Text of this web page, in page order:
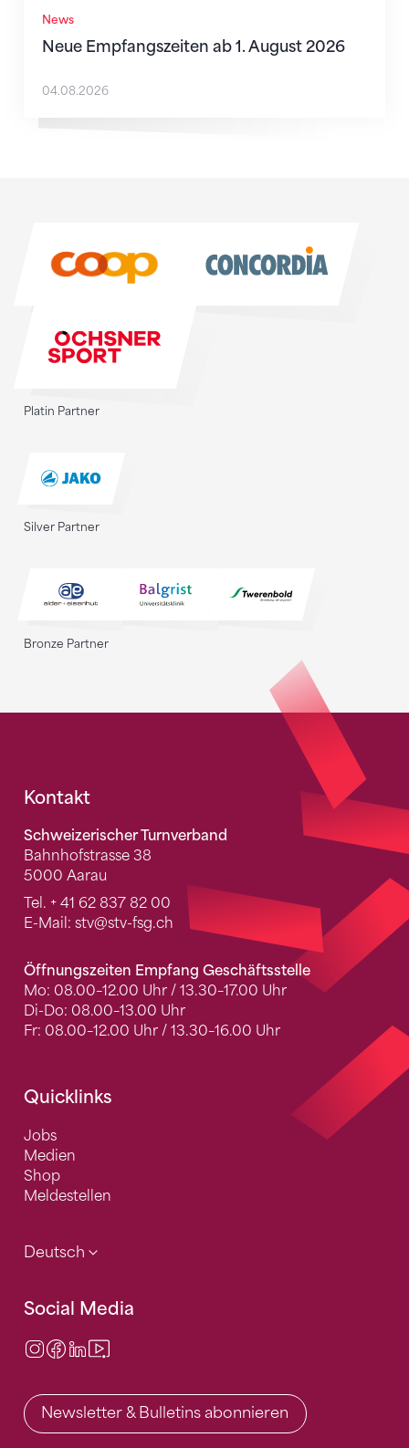
News
Neue Empfangszeiten ab 1. August 2026
04.08.2026
Platin Partner
Silver Partner
Bronze Partner
Fusszeile
Kontakt
Schweizerischer Turnverband
Bahnhofstrasse 38
5000 Aarau
Tel. + 41 62 837 82 00
E-Mail: stv@stv-fsg.ch
Öffnungszeiten Empfang Geschäftsstelle
Mo: 08.00–12.00 Uhr / 13.30–17.00 Uhr
Di-Do: 08.00–13.00 Uhr
Fr: 08.00–12.00 Uhr / 13.30–16.00 Uhr
Quicklinks
Jobs
Medien
Shop
Meldestellen
Deutsch
Social Media
Instagram
Facebook
LinkedIn
Newsletter & Bulletins abonnieren